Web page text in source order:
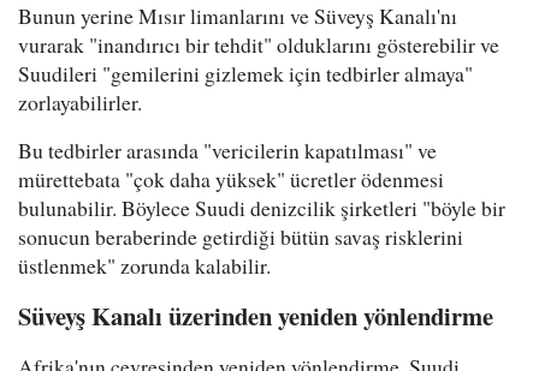
Bunun yerine Mısır limanlarını ve Süveyş Kanalı'nı
vurarak "inandırıcı bir tehdit" olduklarını gösterebilir ve
Suudileri "gemilerini gizlemek için tedbirler almaya"
zorlayabilirler.
Bu tedbirler arasında "vericilerin kapatılması" ve
mürettebata "çok daha yüksek" ücretler ödenmesi
bulunabilir. Böylece Suudi denizcilik şirketleri "böyle bir
sonucun beraberinde getirdiği bütün savaş risklerini
üstlenmek" zorunda kalabilir.
Süveyş Kanalı üzerinden yeniden yönlendirme